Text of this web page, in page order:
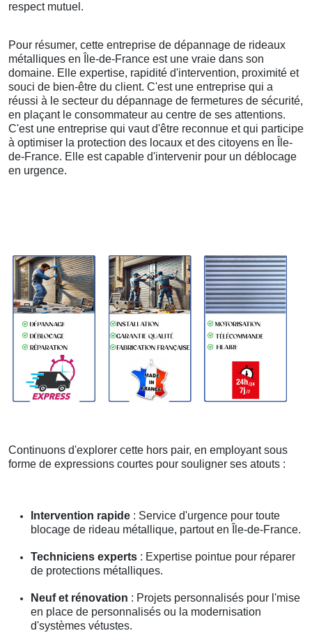
respect mutuel.
Pour résumer, cette entreprise de dépannage de rideaux
métalliques en Île-de-France est une vraie dans son
domaine. Elle expertise, rapidité d'intervention, proximité et
souci de bien-être du client. C'est une entreprise qui a
réussi à le secteur du dépannage de fermetures de sécurité,
en plaçant le consommateur au centre de ses attentions.
C'est une entreprise qui vaut d'être reconnue et qui participe
à optimiser la protection des locaux et des citoyens en Île-
de-France. Elle est capable d'intervenir pour un déblocage
en urgence.
Continuons d'explorer cette hors pair, en employant sous
forme de expressions courtes pour souligner ses atouts :
Intervention rapide : Service d'urgence pour toute
blocage de rideau métallique, partout en Île-de-France.
Techniciens experts : Expertise pointue pour réparer
de protections métalliques.
Neuf et rénovation : Projets personnalisés pour l'mise
en place de personnalisés ou la modernisation
d'systèmes vétustes.